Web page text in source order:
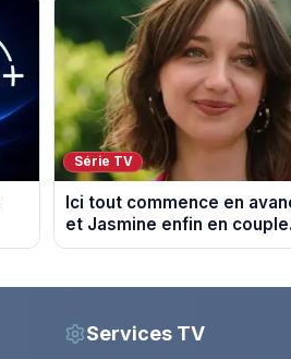
Série TV
Ici tout commence en
et Jasmine enfin en
du 7 août 2026 (spoiler)
Services TV